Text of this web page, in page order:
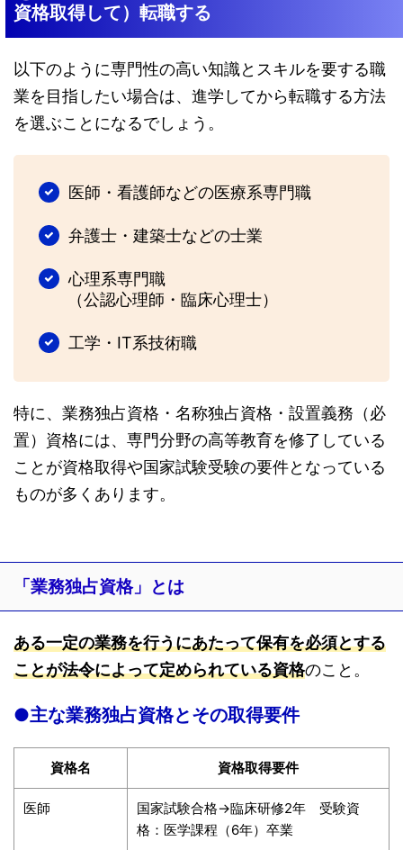
資格取得して）転職する
以下のように専門性の高い知識とスキルを要する職
業を目指したい場合は、進学してから転職する方法
を選ぶことになるでしょう。
医師・看護師などの医療系専門職
弁護士・建築士などの士業
心理系専門職
（公認心理師・臨床心理士）
工学・IT系技術職
特に、業務独占資格・名称独占資格・設置義務（必
置）資格には、専門分野の高等教育を修了している
ことが資格取得や国家試験受験の要件となっている
ものが多くあります。
「業務独占資格」とは
ある一定の業務を行うにあたって保有を必須とする
ことが法令によって定められている資格のこと。
●主な業務独占資格とその取得要件
資格名 資格取得要件
医師
国家試験合格→臨床研修2年 受験資
格：医学課程（6年）卒業